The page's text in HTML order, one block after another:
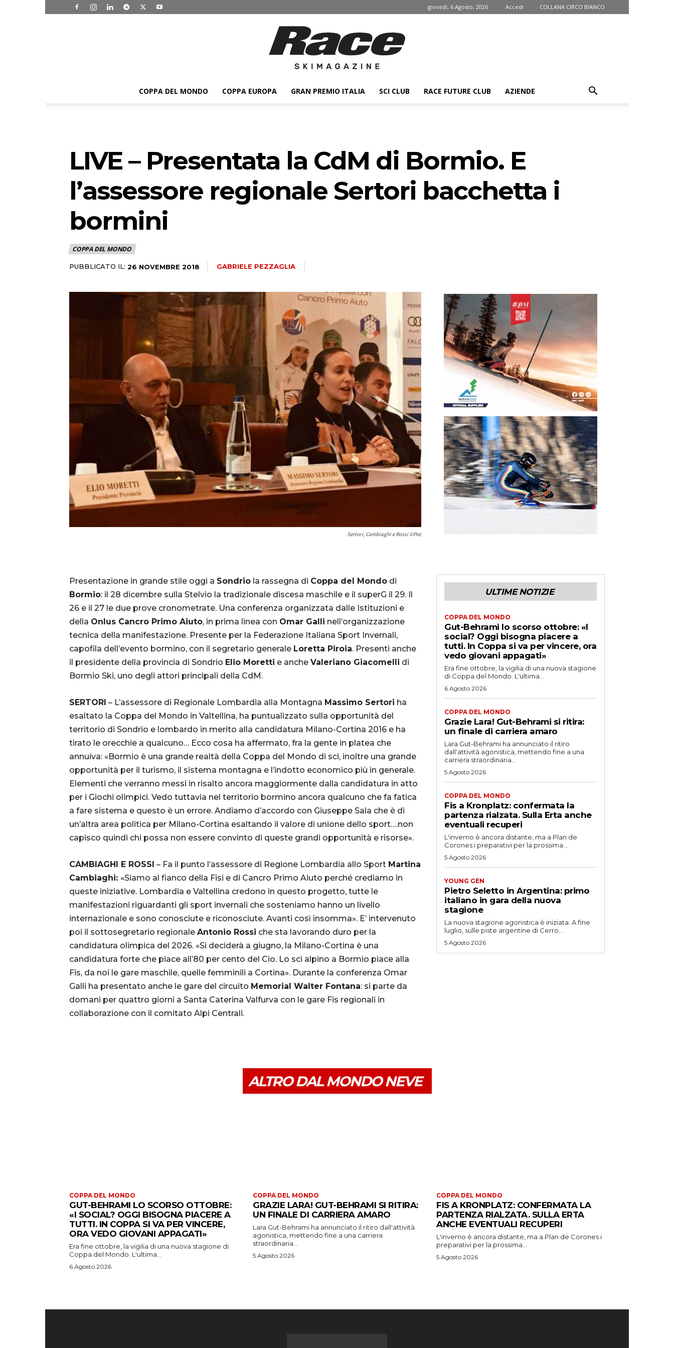
giovedì, 6 Agosto, 2026 Accedi COLLANA CIRCO BIANCO
ski
COPPA DEL MONDO COPPA EUROPA GRAN PREMIO ITALIA SCI CLUB RACE FUTURE CLUB AZIENDE
LIVE – Presentata la CdM di Bormio. E
l’assessore regionale Sertori bacchetta i
bormini
COPPA DEL MONDO
PUBBLICATO IL: 26 NOVEMBRE 2018 GABRIELE PEZZAGLIA
Sertori, Cambiaghi e Rossi ©Pez
Presentazione in grande stile oggi a Sondrio la rassegna di Coppa del Mondo di
Bormio: il 28 dicembre sulla Stelvio la tradizionale discesa maschile e il superG il 29. Il
26 e il 27 le due prove cronometrate. Una conferenza organizzata dalle Istituzioni e
della Onlus Cancro Primo Aiuto, in prima linea con Omar Galli nell’organizzazione
tecnica della manifestazione. Presente per la Federazione Italiana Sport Invernali,
capofila dell’evento bormino, con il segretario generale Loretta Piroia. Presenti anche
il presidente della provincia di Sondrio Elio Moretti e anche Valeriano Giacomelli di
Bormio Ski, uno degli attori principali della CdM.
SERTORI – L’assessore di Regionale Lombardia alla Montagna Massimo Sertori ha
esaltato la Coppa del Mondo in Valtellina, ha puntualizzato sulla opportunità del
territorio di Sondrio e lombardo in merito alla candidatura Milano-Cortina 2016 e ha
tirato le orecchie a qualcuno… Ecco cosa ha affermato, fra la gente in platea che
annuiva: «Bormio è una grande realtà della Coppa del Mondo di sci, inoltre una grande
opportunità per il turismo, il sistema montagna e l’indotto economico più in generale.
Elementi che verranno messi in risalto ancora maggiormente dalla candidatura in atto
per i Giochi olimpici. Vedo tuttavia nel territorio bormino ancora qualcuno che fa fatica
a fare sistema e questo è un errore. Andiamo d’accordo con Giuseppe Sala che è di
un’altra area politica per Milano-Cortina esaltando il valore di unione dello sport….non
capisco quindi chi possa non essere convinto di queste grandi opportunità e risorse».
CAMBIAGHI E ROSSI – Fa il punto l’assessore di Regione Lombardia allo Sport Martina
Cambiaghi: «Siamo al fianco della Fisi e di Cancro Primo Aiuto perché crediamo in
queste iniziative. Lombardia e Valtellina credono in questo progetto, tutte le
manifestazioni riguardanti gli sport invernali che sosteniamo hanno un livello
internazionale e sono conosciute e riconosciute. Avanti così insomma». E’ intervenuto
poi il sottosegretario regionale Antonio Rossi che sta lavorando duro per la
candidatura olimpica del 2026. «Si deciderà a giugno, la Milano-Cortina è una
candidatura forte che piace all’80 per cento del Cio. Lo sci alpino a Bormio piace alla
Fis, da noi le gare maschile, quelle femminili a Cortina». Durante la conferenza Omar
Galli ha presentato anche le gare del circuito Memorial Walter Fontana: si parte da
domani per quattro giorni a Santa Caterina Valfurva con le gare Fis regionali in
collaborazione con il comitato Alpi Centrali.
ULTIME NOTIZIE
COPPA DEL MONDO
Gut-Behrami lo scorso ottobre: «I
social? Oggi bisogna piacere a
tutti. In Coppa si va per vincere, ora
vedo giovani appagati»
Era fine ottobre, la vigilia di una nuova stagione
di Coppa del Mondo. L'ultima...
6 Agosto 2026
COPPA DEL MONDO
Grazie Lara! Gut-Behrami si ritira:
un finale di carriera amaro
Lara Gut-Behrami ha annunciato il ritiro
dall'attività agonistica, mettendo fine a una
carriera straordinaria...
5 Agosto 2026
COPPA DEL MONDO
Fis a Kronplatz: confermata la
partenza rialzata. Sulla Erta anche
eventuali recuperi
L'inverno è ancora distante, ma a Plan de
Corones i preparativi per la prossima...
5 Agosto 2026
YOUNG GEN
Pietro Seletto in Argentina: primo
italiano in gara della nuova
stagione
La nuova stagione agonistica è iniziata. A fine
luglio, sulle piste argentine di Cerro...
5 Agosto 2026
ALTRO DAL MONDO NEVE
COPPA DEL MONDO
GUT-BEHRAMI LO SCORSO OTTOBRE:
«I SOCIAL? OGGI BISOGNA PIACERE A
TUTTI. IN COPPA SI VA PER VINCERE,
ORA VEDO GIOVANI APPAGATI»
Era fine ottobre, la vigilia di una nuova stagione di
Coppa del Mondo. L'ultima...
6 Agosto 2026
COPPA DEL MONDO
GRAZIE LARA! GUT-BEHRAMI SI RITIRA:
UN FINALE DI CARRIERA AMARO
Lara Gut-Behrami ha annunciato il ritiro dall'attività
agonistica, mettendo fine a una carriera
straordinaria...
5 Agosto 2026
COPPA DEL MONDO
FIS A KRONPLATZ: CONFERMATA LA
PARTENZA RIALZATA. SULLA ERTA
ANCHE EVENTUALI RECUPERI
L'inverno è ancora distante, ma a Plan de Corones i
preparativi per la prossima...
5 Agosto 2026